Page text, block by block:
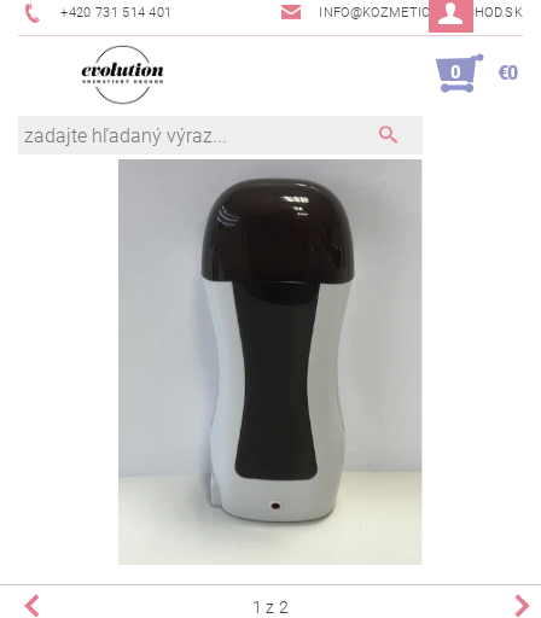
+420 731 514 401 INFO@KOZMETICKYOBCHOD.SK
0 €0
1 z 2